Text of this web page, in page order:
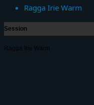
Ragga Irie Warm
Session
Ragga Irie Warm